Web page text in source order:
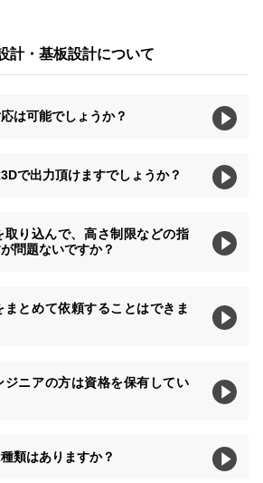
計・基板設計について
は可能でしょうか？
で出力頂けますでしょうか？
取り込んで、高さ制限などの指
問題ないですか？
とめて依頼することはできま
ジニアの方は資格を保有してい
類はありますか？